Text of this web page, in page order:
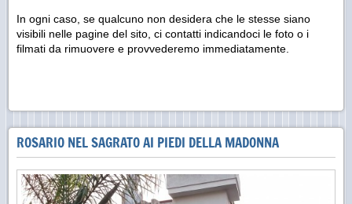
In ogni caso, se qualcuno non desidera che le stesse siano
visibili nelle pagine del sito, ci contatti indicandoci le foto o i
filmati da rimuovere e provvederemo immediatamente.
ROSARIO NEL SAGRATO AI PIEDI DELLA MADONNA